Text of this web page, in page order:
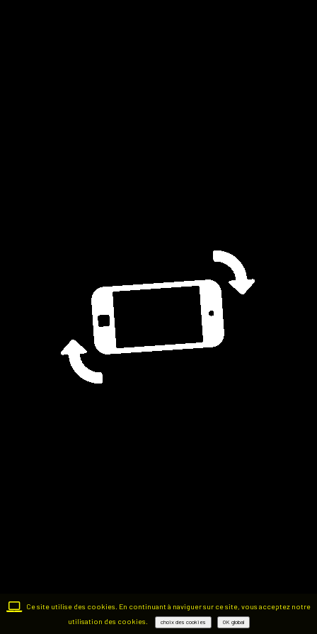
Ce site utilise des cookies. En continuant à naviguer sur ce site, vous acceptez notre
utilisation des cookies.
choix des cookies OK global